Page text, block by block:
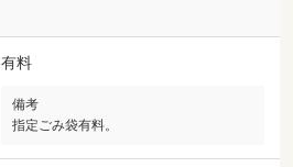
有料
備考
指定ごみ袋有料。